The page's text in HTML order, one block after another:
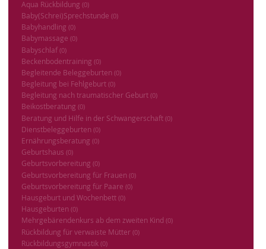
Aqua Rückbildung (0)
Baby(Schrei)Sprechstunde (0)
Babyhandling (0)
Babymassage (0)
Babyschlaf (0)
Beckenbodentraining (0)
Begleitende Beleggeburten (0)
Begleitung bei Fehlgeburt (0)
Begleitung nach traumatischer Geburt (0)
Beikostberatung (0)
Beratung und Hilfe in der Schwangerschaft (0)
Dienstbeleggeburten (0)
Ernährungsberatung (0)
Geburtshaus (0)
Geburtsvorbereitung (0)
Geburtsvorbereitung für Frauen (0)
Geburtsvorbereitung für Paare (0)
Hausgeburt und Wochenbett (0)
Hausgeburten (0)
Mehrgebärendenkurs ab dem zweiten Kind (0)
Rückbildung für verwaiste Mütter (0)
Rückbildungsgymnastik (0)